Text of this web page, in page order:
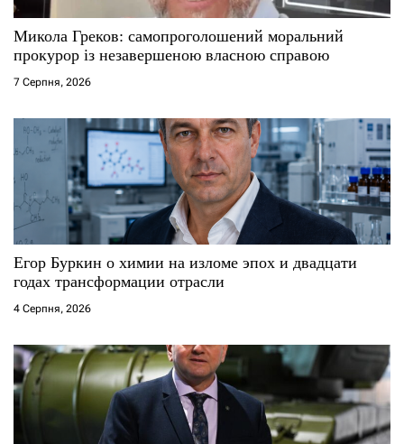
с
і
в
Микола Греков: самопроголошений моральний
прокурор із незавершеною власною справою
7 Серпня, 2026
Егор Буркин о химии на изломе эпох и двадцати
годах трансформации отрасли
4 Серпня, 2026